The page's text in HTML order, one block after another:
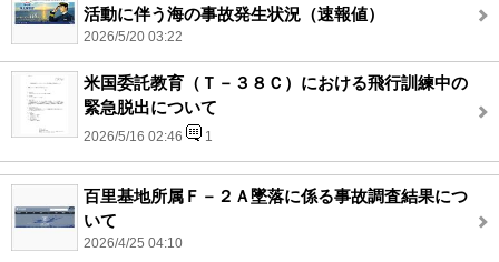
活動に伴う海の事故発生状況（速報値）
2026/5/20 03:22
米国委託教育（Ｔ－３８Ｃ）における飛行訓練中の
緊急脱出について
2026/5/16 02:46 1
百里基地所属Ｆ－２Ａ墜落に係る事故調査結果につ
いて
2026/4/25 04:10